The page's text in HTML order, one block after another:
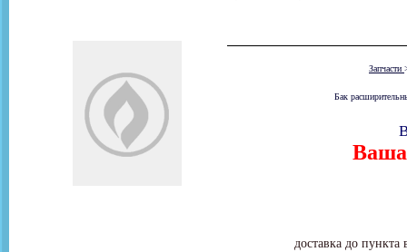
Запчасти
Бак
Ваша
доставка до